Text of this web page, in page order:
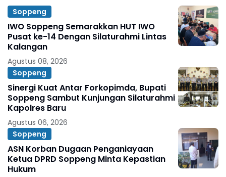
Soppeng
IWO Soppeng Semarakkan HUT IWO
Pusat ke-14 Dengan Silaturahmi Lintas
Kalangan
Agustus 08, 2026
Soppeng
Sinergi Kuat Antar Forkopimda, Bupati
Soppeng Sambut Kunjungan Silaturahmi
Kapolres Baru
Agustus 06, 2026
Soppeng
ASN Korban Dugaan Penganiayaan
Ketua DPRD Soppeng Minta Kepastian
Hukum